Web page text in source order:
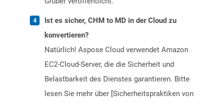
Ist es sicher, CHM to MD in der Cloud zu
konvertieren?
Natürlich! Aspose Cloud verwendet Amazon
EC2-Cloud-Server, die die Sicherheit und
Belastbarkeit des Dienstes garantieren. Bitte
lesen Sie mehr über [Sicherheitspraktiken von